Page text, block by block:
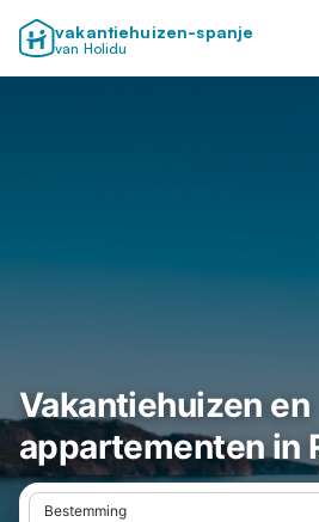
vakantiehuizen-spanje
van Holidu
Vakantiehuizen en
appartementen in
Bestemming